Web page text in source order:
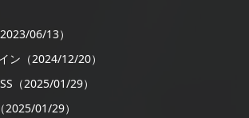
06/13）
ン（2024/12/20）
（2025/01/29）
01/29）